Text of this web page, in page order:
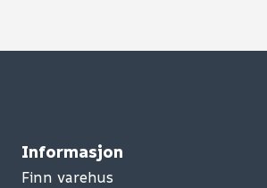
Informasjon
Finn varehus